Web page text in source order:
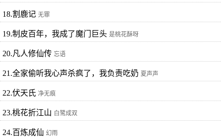
18.割鹿记 无罪
19.制皮百年，我成了魔门巨头 是桃花酥呀
20.凡人修仙传 忘语
21.全家偷听我心声杀疯了，我负责吃奶 夏声声
22.伏天氏 净无痕
23.桃花折江山 白鹭成双
24.百炼成仙 幻雨